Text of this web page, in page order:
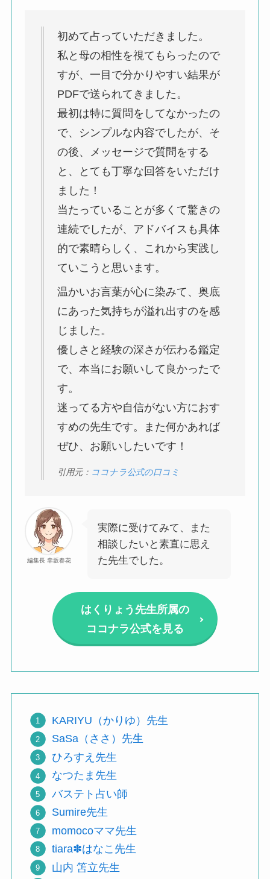
初めて占っていただきました。
私と母の相性を視てもらったので
すが、一目で分かりやすい結果が
PDFで送られてきました。
最初は特に質問をしてなかったの
で、シンプルな内容でしたが、そ
の後、メッセージで質問をする
と、とても丁寧な回答をいただけ
ました！
当たっていることが多くて驚きの
連続でしたが、アドバイスも具体
的で素晴らしく、これから実践し
ていこうと思います。
温かいお言葉が心に染みて、奥底
にあった気持ちが溢れ出すのを感
じました。
優しさと経験の深さが伝わる鑑定
で、本当にお願いして良かったで
す。
迷ってる方や自信がない方におす
すめの先生です。また何かあれば
ぜひ、お願いしたいです！
引用元： ココナラ公式の口コミ
編集長 幸坂春花
実際に受けてみて、また
相談したいと素直に思え
た先生でした。
はくりょう先生所属の
ココナラ公式を見る
KARIYU（かりゆ）先生
SaSa（ささ）先生
ひろすえ先生
なつたま先生
バステト占い師
Sumire先生
momocoママ先生
tiara✽はなこ先生
山内 笘立先生